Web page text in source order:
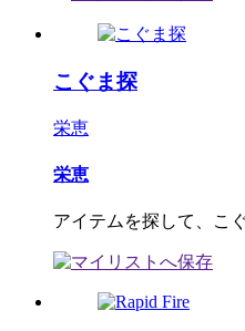
こぐま探
栄恵
栄恵
アイテムを探して、こ